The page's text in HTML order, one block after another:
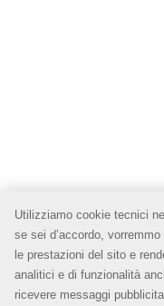
Utilizziamo cookie tecnici
se sei d’accordo,
le prestazioni del sito e
analitici e di funzionalità
ricevere messaggi